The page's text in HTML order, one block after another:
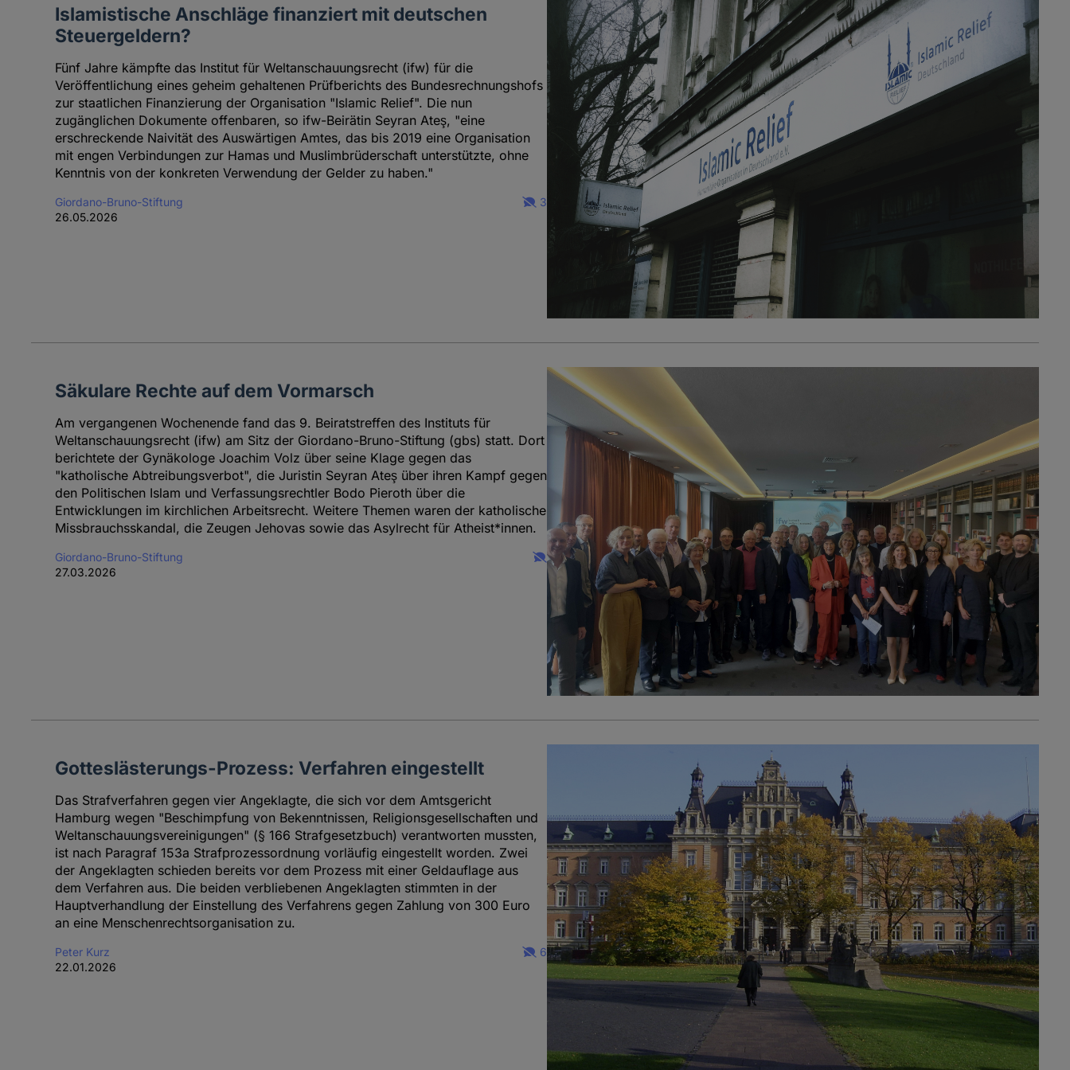
Islamistische Anschläge finanziert mit deutschen
Steuergeldern?
Fünf Jahre kämpfte das Institut für Weltanschauungsrecht (ifw) für die
Veröffentlichung eines geheim gehaltenen Prüfberichts des Bundesrechnungshofs
zur staatlichen Finanzierung der Organisation "Islamic Relief". Die nun
zugänglichen Dokumente offenbaren, so ifw-Beirätin Seyran Ateş, "eine
erschreckende Naivität des Auswärtigen Amtes, das bis 2019 eine Organisation
mit engen Verbindungen zur Hamas und Muslimbrüderschaft unterstützte, ohne
Kenntnis von der konkreten Verwendung der Gelder zu haben."
Giordano-Bruno-Stiftung
26.05.2026
3
Säkulare Rechte auf dem Vormarsch
Am vergangenen Wochenende fand das 9. Beiratstreffen des Instituts für
Weltanschauungsrecht (ifw) am Sitz der Giordano-Bruno-Stiftung (gbs) statt. Dort
berichtete der Gynäkologe Joachim Volz über seine Klage gegen das
"katholische Abtreibungsverbot", die Juristin Seyran Ateş über ihren Kampf gegen
den Politischen Islam und Verfassungsrechtler Bodo Pieroth über die
Entwicklungen im kirchlichen Arbeitsrecht. Weitere Themen waren der katholische
Missbrauchsskandal, die Zeugen Jehovas sowie das Asylrecht für Atheist*innen.
Giordano-Bruno-Stiftung
27.03.2026
Gotteslästerungs-Prozess: Verfahren eingestellt
Das Strafverfahren gegen vier Angeklagte, die sich vor dem Amtsgericht
Hamburg wegen "Beschimpfung von Bekenntnissen, Religionsgesellschaften und
Weltanschauungsvereinigungen" (§ 166 Strafgesetzbuch) verantworten mussten,
ist nach Paragraf 153a Strafprozessordnung vorläufig eingestellt worden. Zwei
der Angeklagten schieden bereits vor dem Prozess mit einer Geldauflage aus
dem Verfahren aus. Die beiden verbliebenen Angeklagten stimmten in der
Hauptverhandlung der Einstellung des Verfahrens gegen Zahlung von 300 Euro
an eine Menschenrechtsorganisation zu.
Peter Kurz
22.01.2026
6